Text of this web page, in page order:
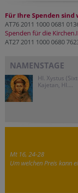
Für Ihre Spenden sind
AT76 2011 1000 0681
Spenden für die
AT27 2011 1000 0680
NAMENSTAGE
Hl. Xystus
Kajetan, Hl....
Mt 16, 24-28
Um welchen Preis kann